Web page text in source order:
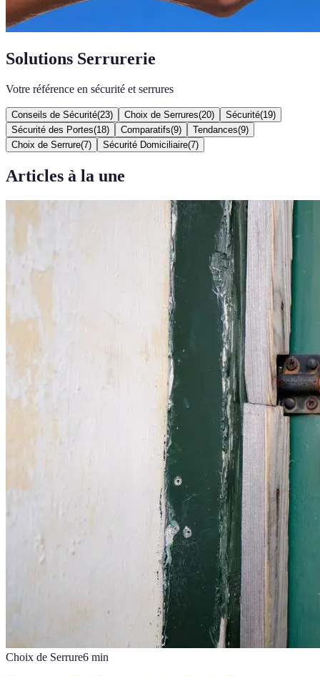
Solutions Serrurerie
Votre référence en sécurité et serrures
Conseils de Sécurité(23) Choix de Serrures(20) Sécurité(19)
Sécurité des Portes(18) Comparatifs(9) Tendances(9)
Choix de Serrure(7) Sécurité Domiciliaire(7)
Articles à la une
Choix de Serrure6 min